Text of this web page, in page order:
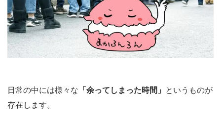
日常の中には様々な 「余ってしまった時間」 というものが
存在します。